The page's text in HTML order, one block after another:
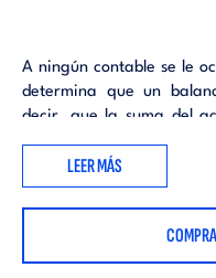
A ningún contable se le
determina que un
decir, que la suma del
suma del patrimonio
inviolable en la técnica
su método. Un
nerviosismo y
algo ha debido hacer mal
producido.
LEER MÁS